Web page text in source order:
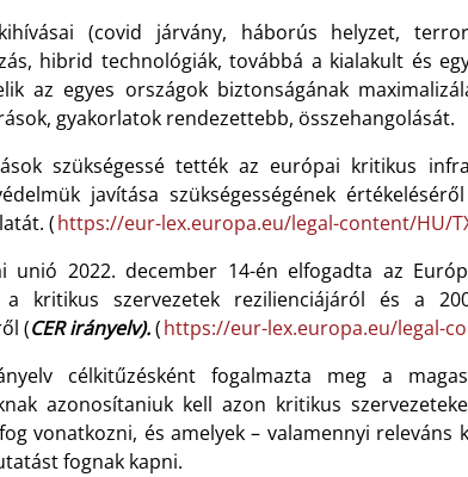
(covid járvány, háborús helyzet,
hibrid technológiák, továbbá a kialakult és
az egyes országok biztonságának
gyakorlatok rendezettebb, összehangolását.
szükségessé tették az európai kritikus
javítása szükségességének
(https://eur-lex.europa.eu/legal-content/HU/
unió 2022. december 14-én elfogadta az
a kritikus szervezetek rezilienciájáról és a
(CER irányelv).(https://eur-lex.europa.eu/legal-
célkitűzésként fogalmazta meg a
azonosítaniuk kell azon kritikus
vonatkozni, és amelyek – valamennyi
fognak kapni.